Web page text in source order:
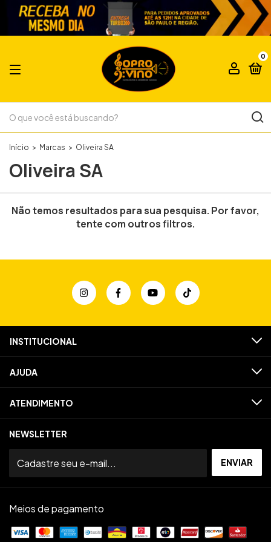
0
Início > Marcas > Oliveira SA
Oliveira SA
Não temos resultados para sua pesquisa. Por favor,
tente com outros filtros.
INSTITUCIONAL
AJUDA
ATENDIMENTO
NEWSLETTER
Meios de pagamento